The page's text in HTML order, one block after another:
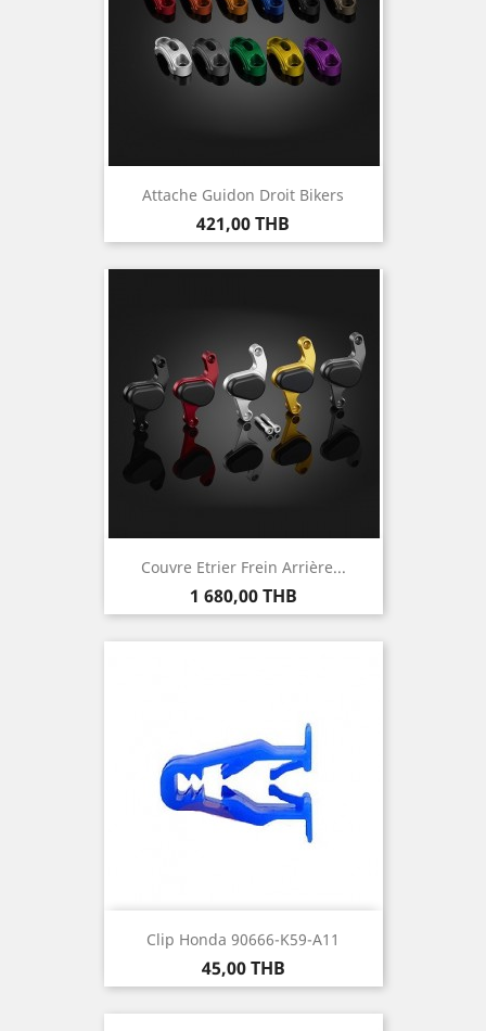
Attache Guidon Droit Bikers
Prix
421,00 THB
Couvre Etrier Frein Arrière...
Prix
1 680,00 THB
Clip Honda 90666-K59-A11
Prix
45,00 THB